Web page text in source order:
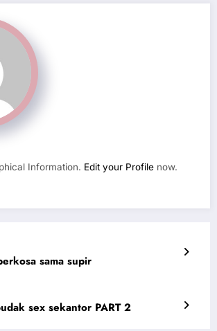
Information. Edit your Profile now.
sama supir
sex sekantor PART 2